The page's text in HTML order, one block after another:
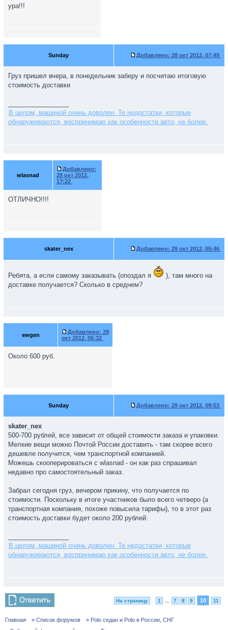
ура!!!
Sunday Добавлено: 28 окт 2012, 07:49
Груз пришел вчера, в понедельник заберу и посчитаю итоговую
стоимость доставки
В целом, машиной очень доволен. Те недостатки, которые
обнаруживаются, воспринимаю как особенности авто, не более.
wlasnad
Добавлено:
28 окт 2012,
17:22
ОТЛИЧНО!!!!
skater_nex Добавлено: 29 окт 2012, 05:46
Ребята, а если самому заказывать (опоздал я
), там много на
доставке получается? Сколько в среднем?
ewgen Добавлено: 29
окт 2012, 06:32
Около 600 руб.
Sunday Добавлено: 29 окт 2012, 09:53
skater_nex
500-700 рублей, все зависит от общей стоимости заказа и упаковки.
Мелкие вещи можно Почтой России доставить - там скорее всего
дешевле получится, чем транспортной компанией.
Можешь скооперироваться с wlasnad - он как раз спрашивал
недавно про самостоятельный заказ.
Забрал сегодня груз, вечером прикину, что получается по
стоимости. Поскольку в итоге участников было всего четверо (а
транспортная компания, похоже повысила тарифы), то в этот раз
стоимость доставки будет около 200 рублей.
В целом, машиной очень доволен. Те недостатки, которые
обнаруживаются, воспринимаю как особенности авто, не более.
На страницу 1 7 8 9 10 11
Главная » Список форумов
» Polo седан и Polo в России, СНГ